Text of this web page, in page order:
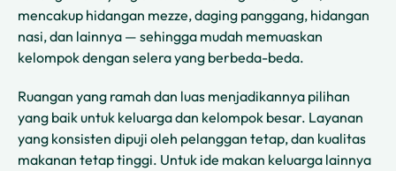
mencakup hidangan mezze, daging panggang, hidangan
nasi, dan lainnya — sehingga mudah memuaskan
kelompok dengan selera yang berbeda-beda.
Ruangan yang ramah dan luas menjadikannya pilihan
yang baik untuk keluarga dan kelompok besar. Layanan
yang konsisten dipuji oleh pelanggan tetap, dan kualitas
makanan tetap tinggi. Untuk ide makan keluarga lainnya